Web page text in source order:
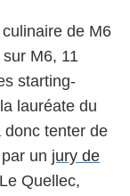
de M6
M6, 11
starting-
lauréate du
donc tenter de
un jury de
Quellec,